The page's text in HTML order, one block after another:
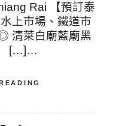
Rai 【預訂泰
上市場、鐵道市
清萊白廟藍廟黑
[…]…